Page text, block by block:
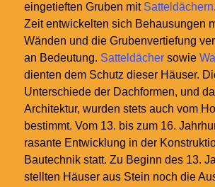
eingetieften Gruben mit Satteldächern
Zeit entwickelten sich Behausungen
Wänden und die Grubenvertiefung
an Bedeutung. Satteldächer sowie
dienten dem Schutz dieser Häuser.
Unterschiede der Dachformen, und
Architektur, wurden stets auch vom
bestimmt. Vom 13. bis zum 16.
rasante Entwicklung in der
Bautechnik statt. Zu Beginn des 13.
stellten Häuser aus Stein noch die